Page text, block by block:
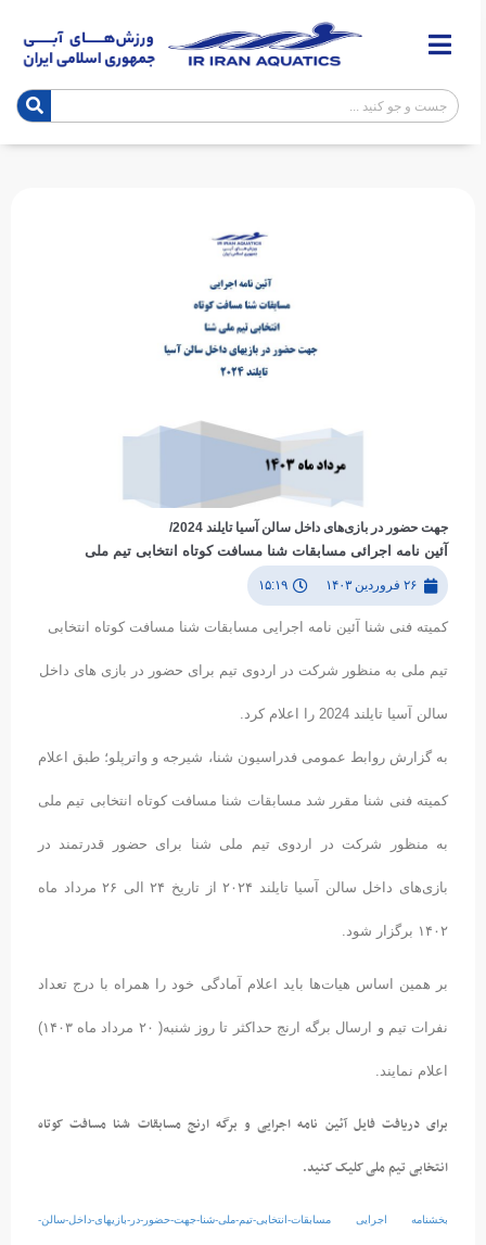
جهت حضور در بازی‌های داخل سالن آسیا تایلند 2024/
آئین نامه اجرائی مسابقات شنا مسافت کوتاه انتخابی تیم ملی
۲۶ فروردین ۱۴۰۳ ۱۵:۱۹
کمیته فنی شنا آئین نامه اجرایی مسابقات شنا مسافت کوتاه انتخابی
تیم ملی به منظور شرکت در اردوی تیم برای حضور در بازی های داخل
سالن آسیا تایلند 2024 را اعلام کرد.
به گزارش روابط عمومی فدراسیون شنا، شیرجه و واترپلو؛ طبق اعلام
کمیته فنی شنا مقرر شد مسابقات شنا مسافت کوتاه انتخابی تیم ملی
به منظور شرکت در اردوی تیم ملی شنا برای حضور قدرتمند در
بازی‌های داخل سالن آسیا تایلند ۲۰۲۴ از تاریخ ۲۴ الی ۲۶ مرداد ماه
۱۴۰۲ برگزار شود.
بر همین اساس هیات‌ها باید اعلام آمادگی خود را همراه با درج تعداد
نفرات تیم و ارسال برگه ارنج حداکثر تا روز شنبه( ۲۰ مرداد ماه ۱۴۰۳)
اعلام نمایند.
برای دریافت فایل آئین نامه اجرایی و برگه ارنج مسابقات شنا مسافت کوتاه
انتخابی تیم ملی کلیک کنید.
بخشنامه اجرایی مسابقات-انتخابی-تیم-ملی-شنا-جهت-حضور-در-بازیهای-داخل-سالن-